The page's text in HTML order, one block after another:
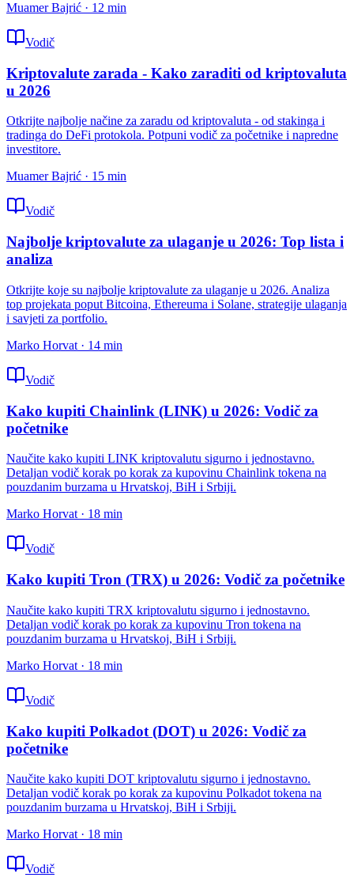
Muamer Bajrić · 12 min
Vodič
Kriptovalute zarada - Kako zaraditi od kriptovaluta
u 2026
Otkrijte najbolje načine za zaradu od kriptovaluta - od stakinga i
tradinga do DeFi protokola. Potpuni vodič za početnike i napredne
investitore.
Muamer Bajrić · 15 min
Vodič
Najbolje kriptovalute za ulaganje u 2026: Top lista i
analiza
Otkrijte koje su najbolje kriptovalute za ulaganje u 2026. Analiza
top projekata poput Bitcoina, Ethereuma i Solane, strategije ulaganja
i savjeti za portfolio.
Marko Horvat · 14 min
Vodič
Kako kupiti Chainlink (LINK) u 2026: Vodič za
početnike
Naučite kako kupiti LINK kriptovalutu sigurno i jednostavno.
Detaljan vodič korak po korak za kupovinu Chainlink tokena na
pouzdanim burzama u Hrvatskoj, BiH i Srbiji.
Marko Horvat · 18 min
Vodič
Kako kupiti Tron (TRX) u 2026: Vodič za početnike
Naučite kako kupiti TRX kriptovalutu sigurno i jednostavno.
Detaljan vodič korak po korak za kupovinu Tron tokena na
pouzdanim burzama u Hrvatskoj, BiH i Srbiji.
Marko Horvat · 18 min
Vodič
Kako kupiti Polkadot (DOT) u 2026: Vodič za
početnike
Naučite kako kupiti DOT kriptovalutu sigurno i jednostavno.
Detaljan vodič korak po korak za kupovinu Polkadot tokena na
pouzdanim burzama u Hrvatskoj, BiH i Srbiji.
Marko Horvat · 18 min
Vodič